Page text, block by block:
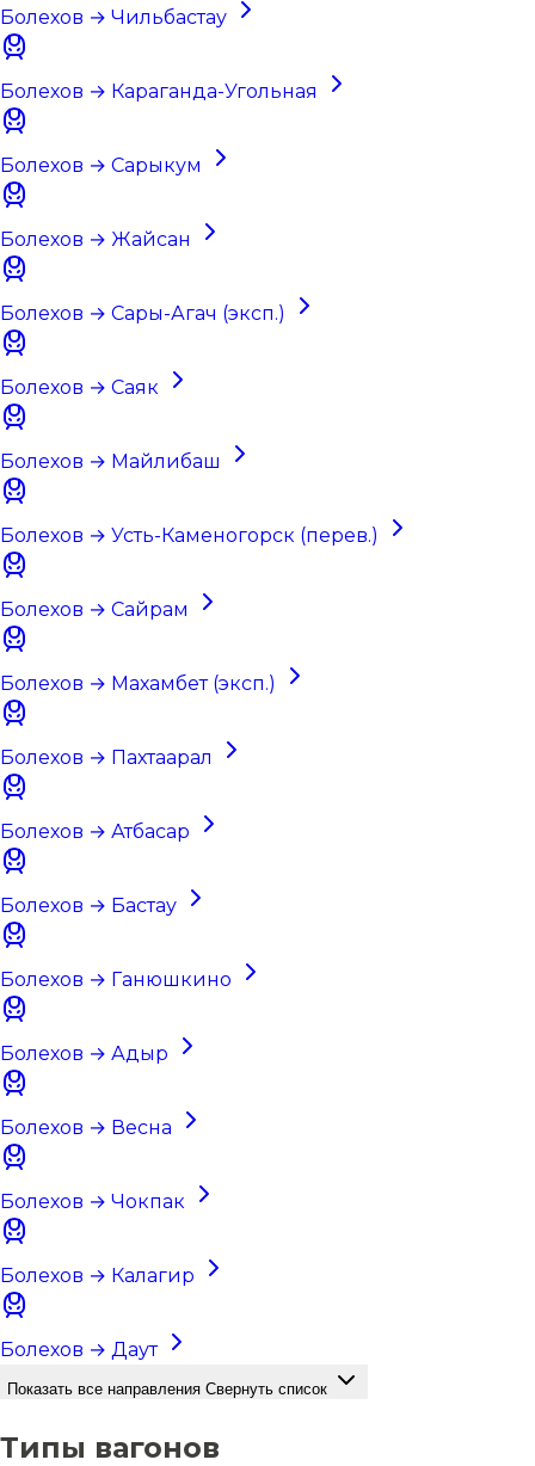
Болехов → Чильбастау
Болехов → Караганда-Угольная
Болехов → Сарыкум
Болехов → Жайсан
Болехов → Сары-Агач (эксп.)
Болехов → Саяк
Болехов → Майлибаш
Болехов → Усть-Каменогорск (перев.)
Болехов → Сайрам
Болехов → Махамбет (эксп.)
Болехов → Пахтаарал
Болехов → Атбасар
Болехов → Бастау
Болехов → Ганюшкино
Болехов → Адыр
Болехов → Весна
Болехов → Чокпак
Болехов → Калагир
Болехов → Даут
Показать все направления Свернуть список
Типы вагонов